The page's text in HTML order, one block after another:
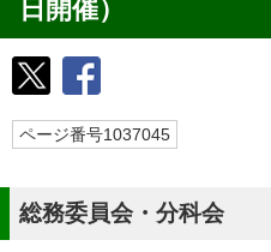
日開催）
ページ番号1037045
総務委員会・分科会